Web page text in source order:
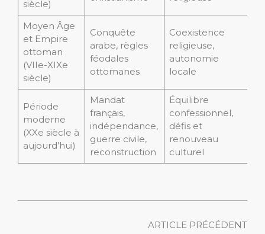
siècle)
Moyen Âge
et Empire
ottoman
(VIIe-XIXe
siècle)
Conquête
arabe, règles
féodales
ottomanes
Coexistence
religieuse,
autonomie
locale
Période
moderne
(XXe siècle à
aujourd’hui)
Mandat
français,
indépendance,
guerre civile,
reconstruction
Équilibre
confessionnel,
défis et
renouveau
culturel
ARTICLE PRÉCÉDENT